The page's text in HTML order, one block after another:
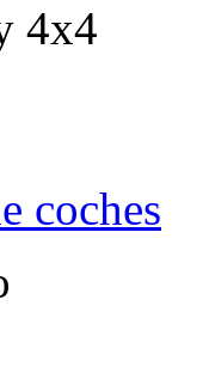
4x4
coches